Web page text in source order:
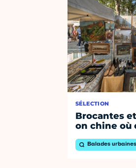
SÉLECTION
Brocantes
on chine où
Balades urbaines